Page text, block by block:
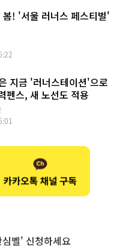
봄! '서울 러너스 페스티벌'
지금 '러너스테이션'으로
펜스, 새 노선도 적용
벨' 신청하세요